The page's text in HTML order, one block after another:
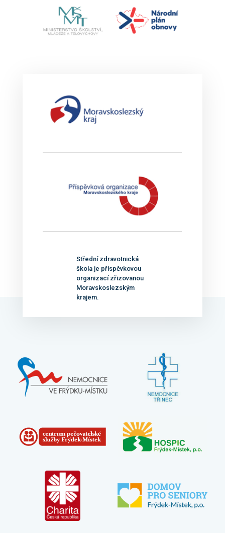
Střední zdravotnická
škola je příspěvkovou
organizací zřizovanou
Moravskoslezským
krajem.